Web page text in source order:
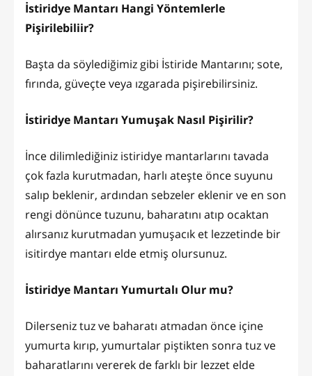
İstiridye Mantarı Hangi Yöntemlerle
Pişirilebiliir?
Başta da söylediğimiz gibi İstiride Mantarını; sote,
fırında, güveçte veya ızgarada pişirebilirsiniz.
İstiridye Mantarı Yumuşak Nasıl Pişirilir?
İnce dilimlediğiniz istiridye mantarlarını tavada
çok fazla kurutmadan, harlı ateşte önce suyunu
salıp beklenir, ardından sebzeler eklenir ve en son
rengi dönünce tuzunu, baharatını atıp ocaktan
alırsanız kurutmadan yumuşacık et lezzetinde bir
isitirdye mantarı elde etmiş olursunuz.
İstiridye Mantarı Yumurtalı Olur mu?
Dilerseniz tuz ve baharatı atmadan önce içine
yumurta kırıp, yumurtalar piştikten sonra tuz ve
baharatlarını vererek de farklı bir lezzet elde